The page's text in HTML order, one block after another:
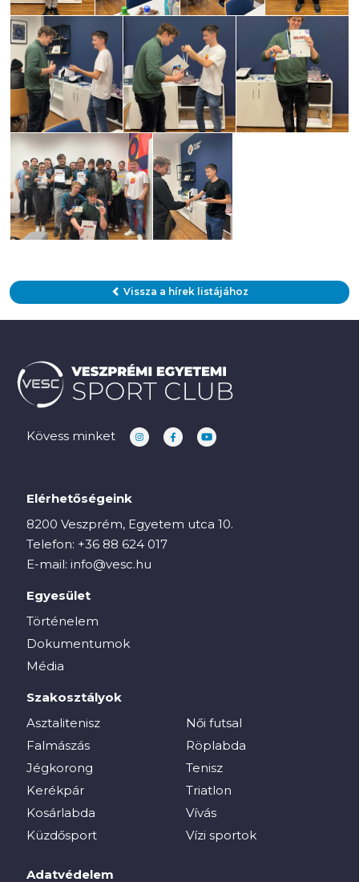
Vissza a hírek listájához
Kövess minket
Elérhetőségeink
8200 Veszprém, Egyetem utca 10.
Telefon: +36 88 624 017
E-mail: info@vesc.hu
Egyesület
Történelem
Dokumentumok
Média
Szakosztályok
Asztalitenisz
Falmászás
Jégkorong
Kerékpár
Kosárlabda
Küzdősport
Női futsal
Röplabda
Tenisz
Triatlon
Vívás
Vízi sportok
Adatvédelem